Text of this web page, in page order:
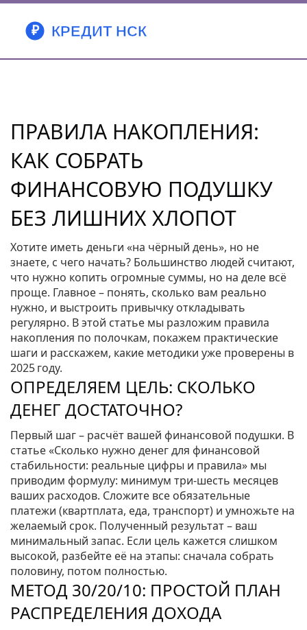
ПРАВИЛА НАКОПЛЕНИЯ:
КАК СОБРАТЬ
ФИНАНСОВУЮ ПОДУШКУ
БЕЗ ЛИШНИХ ХЛОПОТ
Хотите иметь деньги «на чёрный день», но не
знаете, с чего начать? Большинство людей считают,
что нужно копить огромные суммы, но на деле всё
проще. Главное – понять, сколько вам реально
нужно, и выстроить привычку откладывать
регулярно. В этой статье мы разложим правила
накопления по полочкам, покажем практические
шаги и расскажем, какие методики уже проверены в
2025 году.
ОПРЕДЕЛЯЕМ ЦЕЛЬ: СКОЛЬКО
ДЕНЕГ ДОСТАТОЧНО?
Первый шаг – расчёт вашей финансовой подушки. В
статье «Сколько нужно денег для финансовой
стабильности: реальные цифры и правила» мы
приводим формулу: минимум три‑шесть месяцев
ваших расходов. Сложите все обязательные
платежи (квартплата, еда, транспорт) и умножьте на
желаемый срок. Полученный результат – ваш
минимальный запас. Если цель кажется слишком
высокой, разбейте её на этапы: сначала собрать
половину, потом полностью.
МЕТОД 30/20/10: ПРОСТОЙ ПЛАН
РАСПРЕДЕЛЕНИЯ ДОХОДА